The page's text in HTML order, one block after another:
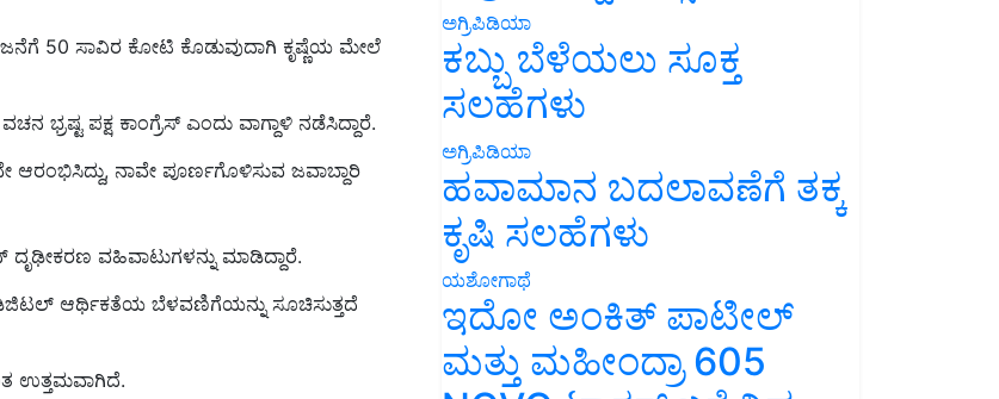
ಪಕ್ಷ ಕಾಂಗ್ರೆಸ್ ಎಂದು ವಾಗ್ದಾಳಿ ನಡೆಸಿದ್ದಾರೆ.
, ನಾವೇ ಪೂರ್ಣಗೊಳಿಸುವ ಜವಾಬ್ದಾರಿ
ಡಿಜಿಟಲ್ ಆರ್ಥಿಕತೆಯ ಬೆಳವಣಿಗೆಯನ್ನು ಸೂಚಿಸುತ್ತದೆ
ಅಗ್ರಿಪಿಡಿಯಾ
ಕಬ್ಬು ಬೆಳೆಯಲು ಸೂಕ್ತ
ಸಲಹೆಗಳು
ಅಗ್ರಿಪಿಡಿಯಾ
ಹವಾಮಾನ ಬದಲಾವಣೆಗೆ ತಕ್ಕ
ಕೃಷಿ ಸಲಹೆಗಳು
ಯಶೋಗಾಥೆ
ಇದೋ ಅಂಕಿತ್ ಪಾಟೀಲ್
ಮತ್ತು ಮಹೀಂದ್ರಾ 605